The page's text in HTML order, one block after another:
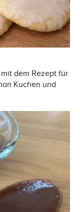
dem Rezept für
Kuchen und